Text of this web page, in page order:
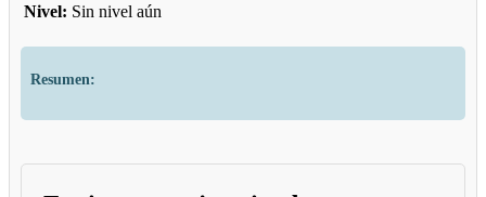
Nivel: Sin nivel aún
Resumen: